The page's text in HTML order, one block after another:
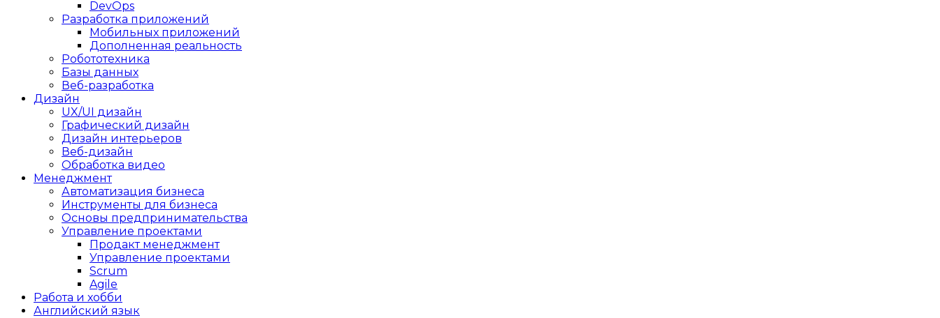
DevOps
Разработка приложений
Мобильных приложений
Дополненная реальность
Робототехника
Базы данных
Веб-разработка
Дизайн
UX/UI дизайн
Графический дизайн
Дизайн интерьеров
Веб-дизайн
Обработка видео
Менеджмент
Автоматизация бизнеса
Инструменты для бизнеса
Основы предпринимательства
Управление проектами
Продакт менеджмент
Управление проектами
Scrum
Agile
Работа и хобби
Английский язык